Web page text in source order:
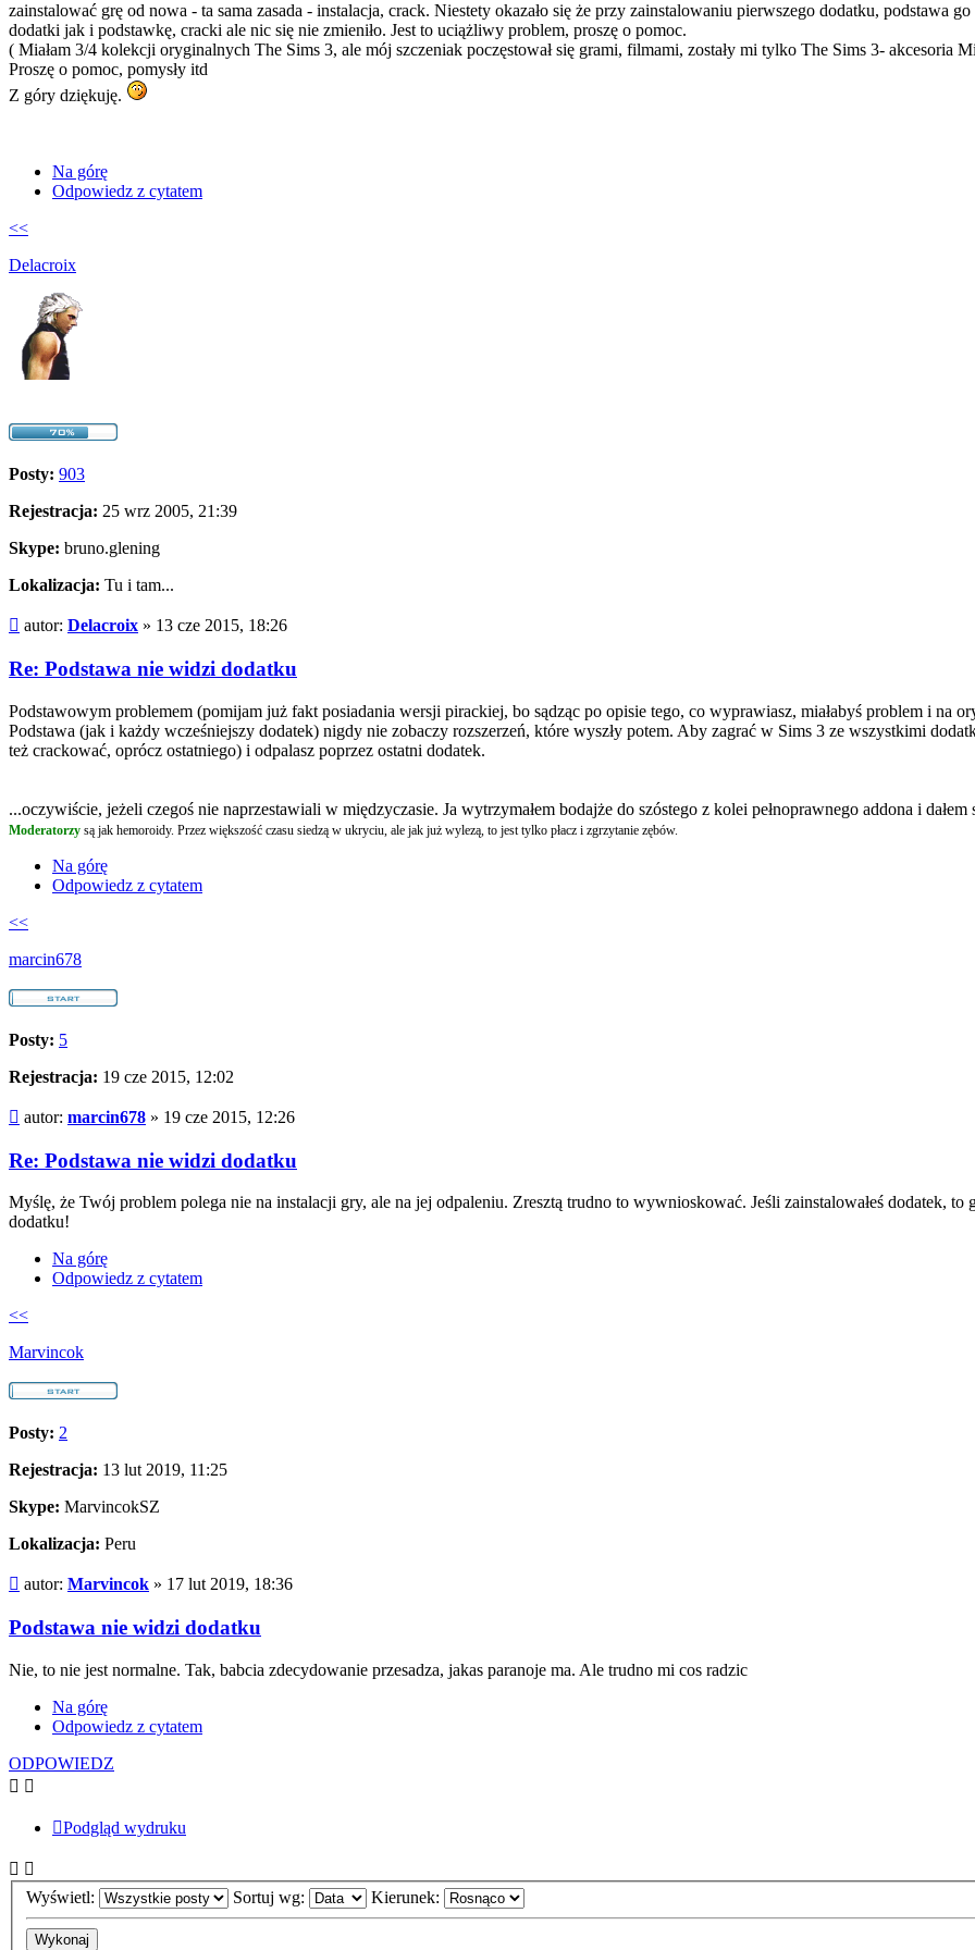
zainstalować grę od nowa - ta sama zasada - instalacja, crack. Niestety okazało się że przy zainstalowaniu pierwszego dodatku, podstawa
dodatki jak i podstawkę, cracki ale nic się nie zmieniło. Jest to uciążliwy problem, proszę o pomoc.
( Miałam 3/4 kolekcji oryginalnych The Sims 3, ale mój szczeniak poczęstował się grami, filmami, zostały mi tylko The Sims 3- akcesoria
Proszę o pomoc, pomysły itd
Z góry dziękuję.
Na górę
Odpowiedz z cytatem
<<
Delacroix
Posty: 903
Rejestracja: 25 wrz 2005, 21:39
Skype: bruno.glening
Lokalizacja: Tu i tam...
Post
autor: Delacroix » 13 cze 2015, 18:26
Re: Podstawa nie widzi dodatku
Podstawowym problemem (pomijam już fakt posiadania wersji pirackiej, bo sądząc po opisie tego, co wyprawiasz, miałabyś problem i na
Podstawa (jak i każdy wcześniejszy dodatek) nigdy nie zobaczy rozszerzeń, które wyszły potem. Aby zagrać w Sims 3 ze wszystkimi
też crackować, oprócz ostatniego) i odpalasz poprzez ostatni dodatek.
...oczywiście, jeżeli czegoś nie naprzestawiali w międzyczasie. Ja wytrzymałem bodajże do szóstego z kolei pełnoprawnego addona i dałem
Moderatorzy są jak hemoroidy. Przez większość czasu siedzą w ukryciu, ale jak już wylezą, to jest tylko płacz i zgrzytanie zębów.
Na górę
Odpowiedz z cytatem
<<
marcin678
Posty: 5
Rejestracja: 19 cze 2015, 12:02
Post
autor: marcin678 » 19 cze 2015, 12:26
Re: Podstawa nie widzi dodatku
Myślę, że Twój problem polega nie na instalacji gry, ale na jej odpaleniu. Zresztą trudno to wywnioskować. Jeśli zainstalowałeś dodatek,
dodatku!
Na górę
Odpowiedz z cytatem
<<
Marvincok
Posty: 2
Rejestracja: 13 lut 2019, 11:25
Skype: MarvincokSZ
Lokalizacja: Peru
Post
autor: Marvincok » 17 lut 2019, 18:36
Podstawa nie widzi dodatku
Nie, to nie jest normalne. Tak, babcia zdecydowanie przesadza, jakas paranoje ma. Ale trudno mi cos radzic
Na górę
Odpowiedz z cytatem
ODPOWIEDZ
Podgląd wydruku
Wyświetl: Sortuj wg: Kierunek: